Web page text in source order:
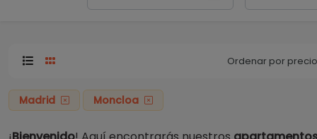
Ordenar por precio
Madrid Moncloa